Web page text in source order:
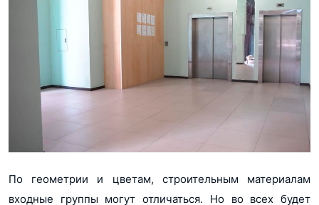
По геометрии и цветам, строительным материалам
входные группы могут отличаться. Но во всех будет